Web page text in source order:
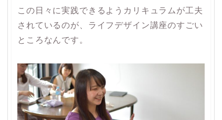
この日々に実践できるようカリキュラムが工夫
されているのが、ライフデザイン講座のすごい
ところなんです。